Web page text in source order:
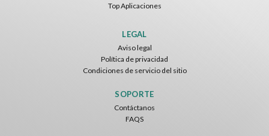
Top Aplicaciones
LEGAL
Aviso legal
Política de privacidad
Condiciones de servicio del sitio
SOPORTE
Contáctanos
FAQS